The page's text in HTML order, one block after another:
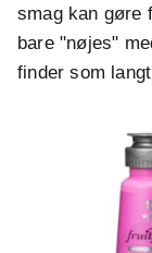
smag kan gøre
bare "nøjes"
finder som